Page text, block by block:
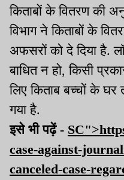
किताबों के वितरण की
विभाग ने किताबों के
अफसरों को दे दिया है.
बाधित न हो, किसी
लिए किताब बच्चों के घर
गया है.
इसे भी पढ़ें -
case-against-
canceled-case-